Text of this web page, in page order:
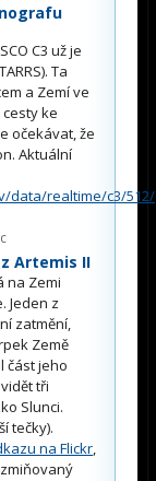
C3 už je
Ta
a Zemí ve
ke
očekávat, že
Aktuální
data/realtime/c3/512/
Artemis II
na Zemi
Jeden z
zatmění,
Země
část jeho
tři
Slunci.
tečky).
na Flickr,